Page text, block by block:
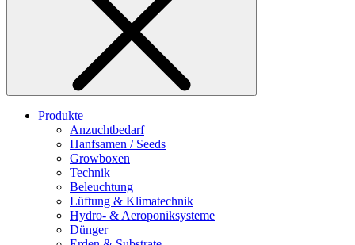
Produkte
Anzuchtbedarf
Hanfsamen / Seeds
Growboxen
Technik
Beleuchtung
Lüftung & Klimatechnik
Hydro- & Aeroponiksysteme
Dünger